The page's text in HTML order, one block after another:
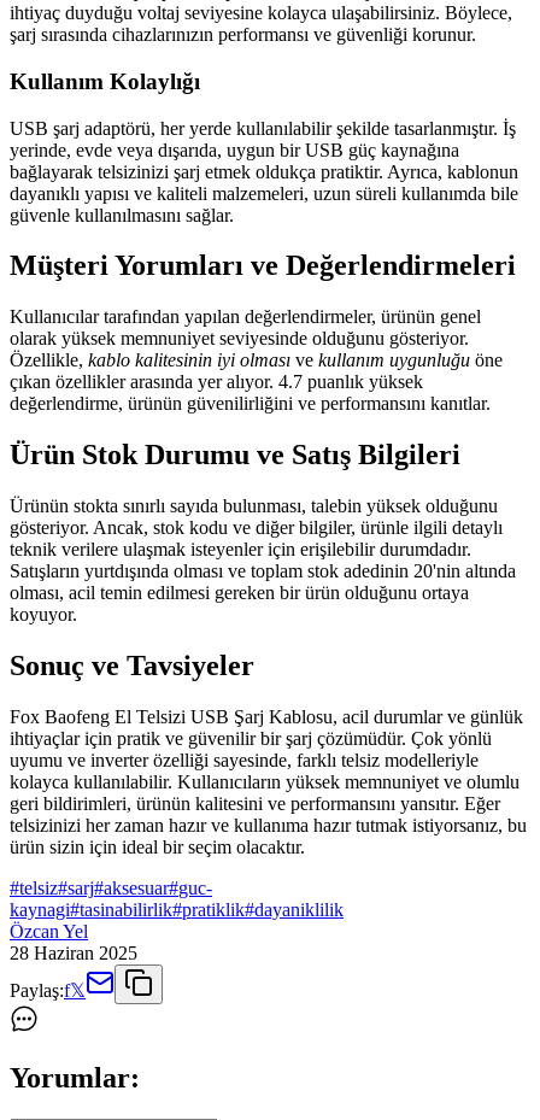
ihtiyaç duyduğu voltaj seviyesine kolayca ulaşabilirsiniz. Böylece,
şarj sırasında cihazlarınızın performansı ve güvenliği korunur.
Kullanım Kolaylığı
USB şarj adaptörü, her yerde kullanılabilir şekilde tasarlanmıştır. İş
yerinde, evde veya dışarıda, uygun bir USB güç kaynağına
bağlayarak telsizinizi şarj etmek oldukça pratiktir. Ayrıca, kablonun
dayanıklı yapısı ve kaliteli malzemeleri, uzun süreli kullanımda bile
güvenle kullanılmasını sağlar.
Müşteri Yorumları ve Değerlendirmeleri
Kullanıcılar tarafından yapılan değerlendirmeler, ürünün genel
olarak yüksek memnuniyet seviyesinde olduğunu gösteriyor.
Özellikle, kablo kalitesinin iyi olması ve kullanım uygunluğu öne
çıkan özellikler arasında yer alıyor. 4.7 puanlık yüksek
değerlendirme, ürünün güvenilirliğini ve performansını kanıtlar.
Ürün Stok Durumu ve Satış Bilgileri
Ürünün stokta sınırlı sayıda bulunması, talebin yüksek olduğunu
gösteriyor. Ancak, stok kodu ve diğer bilgiler, ürünle ilgili detaylı
teknik verilere ulaşmak isteyenler için erişilebilir durumdadır.
Satışların yurtdışında olması ve toplam stok adedinin 20'nin altında
olması, acil temin edilmesi gereken bir ürün olduğunu ortaya
koyuyor.
Sonuç ve Tavsiyeler
Fox Baofeng El Telsizi USB Şarj Kablosu, acil durumlar ve günlük
ihtiyaçlar için pratik ve güvenilir bir şarj çözümüdür. Çok yönlü
uyumu ve inverter özelliği sayesinde, farklı telsiz modelleriyle
kolayca kullanılabilir. Kullanıcıların yüksek memnuniyet ve olumlu
geri bildirimleri, ürünün kalitesini ve performansını yansıtır. Eğer
telsizinizi her zaman hazır ve kullanıma hazır tutmak istiyorsanız, bu
ürün sizin için ideal bir seçim olacaktır.
#telsiz#sarj#aksesuar#guc-
kaynagi#tasinabilirlik#pratiklik#dayaniklilik
Özcan Yel
28 Haziran 2025
Paylaş:f𝕏
Yorumlar: